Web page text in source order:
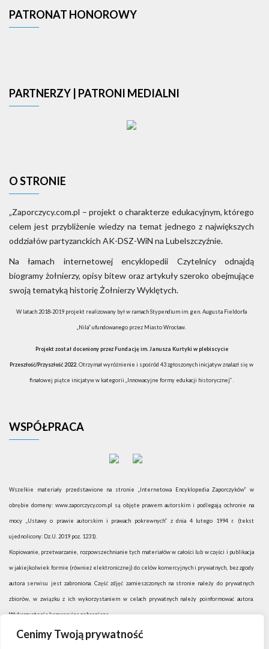
Cenimy Twoją prywatność
PATRONAT HONOROWY
PARTNERZY | PATRONI MEDIALNI
O STRONIE
„Zaporczycy.com.pl – projekt o charakterze edukacyjnym, którego
celem jest przybliżenie wiedzy na temat jednego z największych
oddziałów partyzanckich AK-DSZ-WiN na Lubelszczyźnie.
Na łamach internetowej encyklopedii Czytelnicy odnajdą
biogramy żołnierzy, opisy bitew oraz artykuły szeroko obejmujące
swoją tematyką historię Żołnierzy Wyklętych.
W latach 2018-2019 projekt realizowany był w ramach Stypendium im. gen. Augusta Fieldorfa
„Nila” ufundowanego przez Miasto Wrocław.
Projekt został doceniony przez Fundację im. Janusza Kurtyki w plebiscycie
Przeszłość/Przyszłość 2022. Otrzymał wyróżnienie i spośród 43 zgłoszonych inicjatyw znalazł się w
finałowej piątce inicjatyw w kategorii „Innowacyjne formy edukacji historycznej” .
WSPÓŁPRACA
Wszelkie materiały przedstawione na stronie „Internetowa Encyklopedia Zaporczyków” w
obrębie domeny: www.zaporczycy.com.pl są objęte prawem autorskim i podlegają ochronie na
mocy „Ustawy o prawie autorskim i prawach pokrewnych” z dnia 4 lutego 1994 r. (tekst
ujednolicony: Dz.U. 2019 poz. 1231).
Kopiowanie, przetwarzanie, rozpowszechnianie tych materiałów w całości lub w części i publikacja
w jakiejkolwiek formie (również elektronicznej) do celów komercyjnych i prywatnych, bez zgody
autora serwisu jest zabroniona. Część zdjęć zamieszczonych na stronie należy do prywatnych
zbiorów, w związku z ich wykorzystaniem w celach prywatnych należy poinformować autora.
Wykorzystanie komercyjne zabronione.